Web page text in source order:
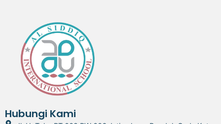
Hubungi Kami